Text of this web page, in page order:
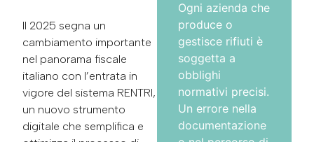
Il 2025 segna un
cambiamento importante
nel panorama fiscale
italiano con l’entrata in
vigore del sistema RENTRI,
un nuovo strumento
digitale che semplifica e
Ogni azienda che
produce o
gestisce rifiuti è
soggetta a
obblighi
normativi precisi.
Un errore nella
documentazione